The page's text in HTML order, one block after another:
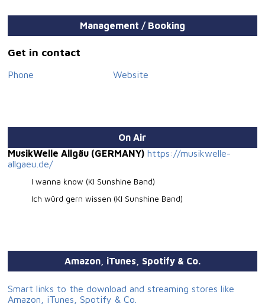
Management / Booking
Get in contact
Phone Website
On Air
MusikWelle Allgäu (GERMANY) https://musikwelle-
allgaeu.de/
I wanna know (KI Sunshine Band)
Ich würd gern wissen (KI Sunshine Band)
Amazon, iTunes, Spotify & Co.
Smart links to the download and streaming stores like
Amazon, iTunes, Spotify & Co.